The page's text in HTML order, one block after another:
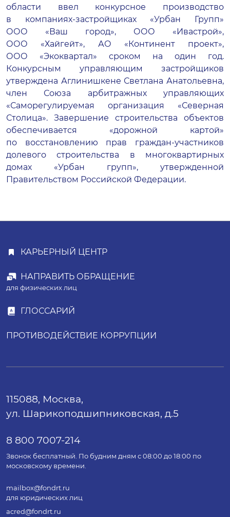
области ввел конкурсное производство
в компаниях-застройщиках«Урбан Групп»
ООО «Ваш город», ООО «Ивастрой»,
ООО «Хайгейт», АО «Континент проект»,
ООО «Экоквартал» сроком на один год.
Конкурсным управляющим застройщиков
утверждена Аглинишкене Светлана Анатольевна,
член Союза арбитражных управляющих
«Саморегулируемая организация «Северная
Столица». Завершение строительства объектов
обеспечивается «дорожной картой»
по восстановлению прав граждан-участников
долевого строительства в многоквартирных
домах «Урбан групп», утвержденной
Правительством Российской Федерации.
КАРЬЕРНЫЙ ЦЕНТР
НАПРАВИТЬ ОБРАЩЕНИЕ
для физических лиц
ГЛОССАРИЙ
ПРОТИВОДЕЙСТВИЕ КОРРУПЦИИ
115088, Москва,
ул. Шарикоподшипниковская, д.5
8 800 7007-214
Звонок бесплатный. По будним дням с 08:00 до 18:00 по
московскому времени.
mailbox@fondrt.ru
для юридических лиц
acred@fondrt.ru